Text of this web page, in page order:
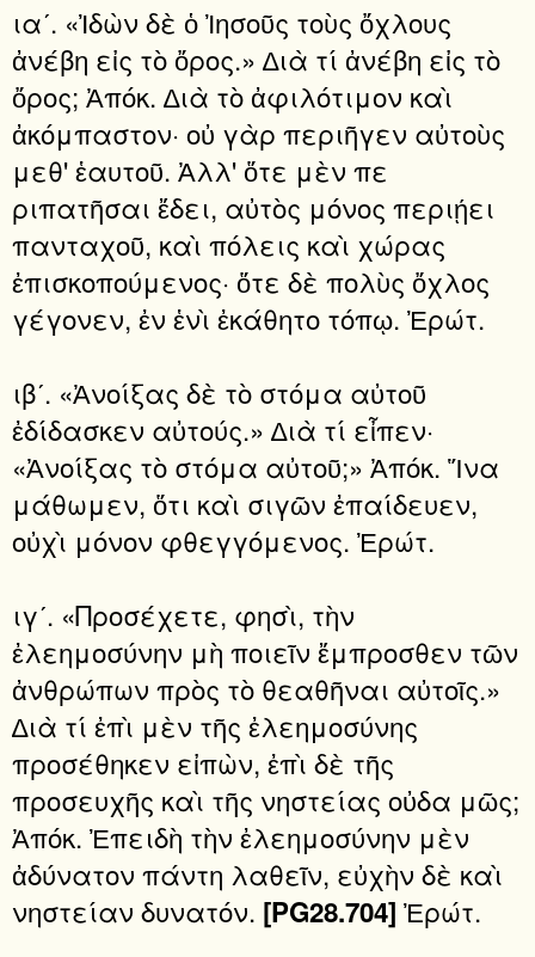
ιαʹ. «Ἰδὼν δὲ ὁ Ἰησοῦς τοὺς ὄχλους
ἀνέβη εἰς τὸ ὄρος.» ∆ιὰ τί ἀνέβη εἰς τὸ
ὄρος; Ἀπόκ. ∆ιὰ τὸ ἀφιλότιμον καὶ
ἀκόμπαστον· οὐ γὰρ περιῆγεν αὐτοὺς
μεθ' ἑαυτοῦ. Ἀλλ' ὅτε μὲν πε
ριπατῆσαι ἔδει, αὐτὸς μόνος περιῄει
πανταχοῦ, καὶ πόλεις καὶ χώρας
ἐπισκοπούμενος· ὅτε δὲ πολὺς ὄχλος
γέγονεν, ἐν ἑνὶ ἐκάθητο τόπῳ. Ἐρώτ.
ιβʹ. «Ἀνοίξας δὲ τὸ στόμα αὐτοῦ
ἐδίδασκεν αὐτούς.» ∆ιὰ τί εἶπεν·
«Ἀνοίξας τὸ στόμα αὐτοῦ;» Ἀπόκ. Ἵνα
μάθωμεν, ὅτι καὶ σιγῶν ἐπαίδευεν,
οὐχὶ μόνον φθεγγόμενος. Ἐρώτ.
ιγʹ. «Προσέχετε, φησὶ, τὴν
ἐλεημοσύνην μὴ ποιεῖν ἔμπροσθεν τῶν
ἀνθρώπων πρὸς τὸ θεαθῆναι αὐτοῖς.»
∆ιὰ τί ἐπὶ μὲν τῆς ἐλεημοσύνης
προσέθηκεν εἰπὼν, ἐπὶ δὲ τῆς
προσευχῆς καὶ τῆς νηστείας οὐδα μῶς;
Ἀπόκ. Ἐπειδὴ τὴν ἐλεημοσύνην μὲν
ἀδύνατον πάντη λαθεῖν, εὐχὴν δὲ καὶ
νηστείαν δυνατόν. [PG28.704] Ἐρώτ.